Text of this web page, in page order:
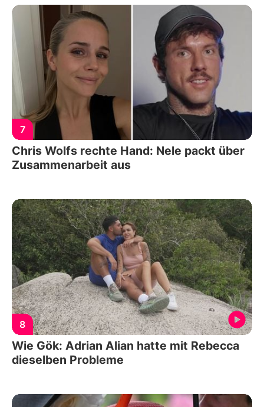
7
Chris Wolfs rechte Hand: Nele packt über
Zusammenarbeit aus
8
Wie Gök: Adrian Alian hatte mit Rebecca
dieselben Probleme